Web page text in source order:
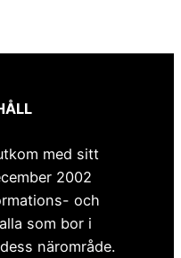
med sitt
2002
och
som bor i
närområde.